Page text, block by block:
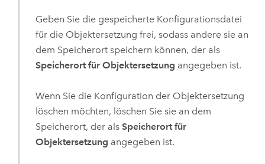
Geben Sie die gespeicherte Konfigurationsdatei
für die Objektersetzung frei, sodass andere sie an
dem Speicherort speichern können, der als
Speicherort für Objektersetzung angegeben ist.
Wenn Sie die Konfiguration der Objektersetzung
löschen möchten, löschen Sie sie an dem
Speicherort, der als Speicherort für
Objektersetzung angegeben ist.